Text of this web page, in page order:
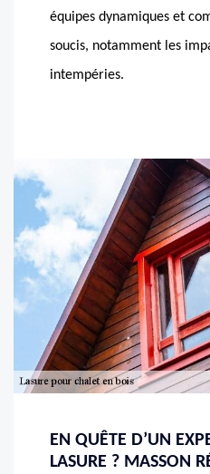
équipes dynamiques et
soucis, notamment les
intempéries.
EN QUÊTE D’UN
LASURE ? MASSON